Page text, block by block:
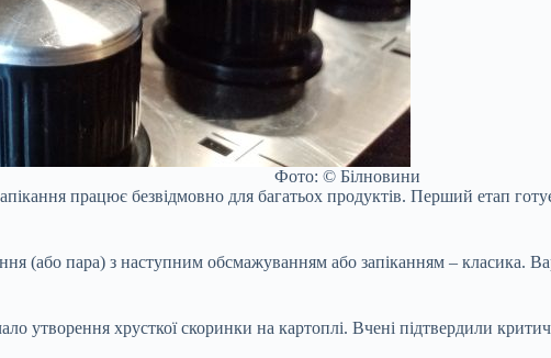
Фото: © Білновини
працює безвідмовно для багатьох продуктів. Перший етап
(або пара) з наступним обсмажуванням або запіканням – класика.
утворення хрусткої скоринки на картоплі. Вчені підтвердили